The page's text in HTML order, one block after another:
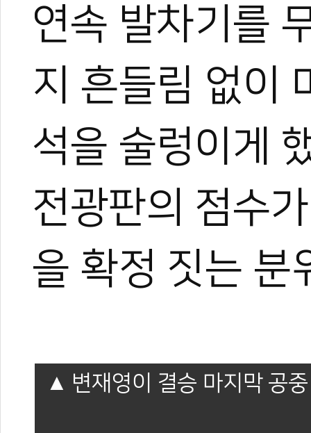
연속 발차기를
지 흔들림 없이
석을 술렁이게
전광판의 점수
을 확정 짓는 분
변재영이 결승 마지막 공